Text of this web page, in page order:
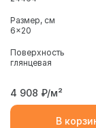
Размер, см
6x20
Поверхность
глянцевая
4 908 ₽/м²
В